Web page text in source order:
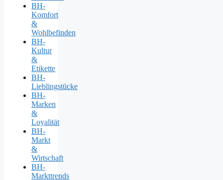
BH-
Komfort
&
Wohlbefinden
BH-
Kultur
&
Etikette
BH-
Lieblingstücke
BH-
Marken
&
Loyalität
BH-
Markt
&
Wirtschaft
BH-
Markttrends